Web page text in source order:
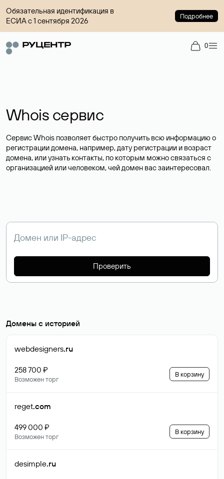
Обязательная идентификация в
ЕСИА с 1 сентября 2026
Подробнее
0
Whois сервис
Сервис Whois позволяет быстро получить всю информацию о
регистрации домена, например, дату регистрации и возраст
домена, или узнать контакты, по которым можно связаться с
организацией или человеком, чей домен вас заинтересовал.
Проверить
Домены с историей
webdesigners.ru
258 700 ₽
Возможен торг
В корзину
reget.com
499 000 ₽
Возможен торг
В корзину
desimple.ru